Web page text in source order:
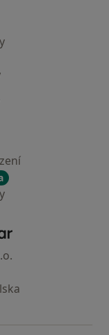
- Hlavní stránka